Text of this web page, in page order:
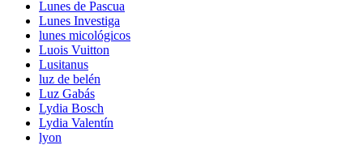
Lunes de Pascua
Lunes Investiga
lunes micológicos
Luois Vuitton
Lusitanus
luz de belén
Luz Gabás
Lydia Bosch
Lydia Valentín
lyon